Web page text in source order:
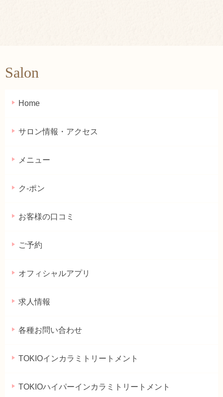
Salon
Home
サロン情報・アクセス
メニュー
ク-ポン
お客様の口コミ
ご予約
オフィシャルアプリ
求人情報
各種お問い合わせ
TOKIOインカラミトリートメント
TOKIOハイパーインカラミトリートメント